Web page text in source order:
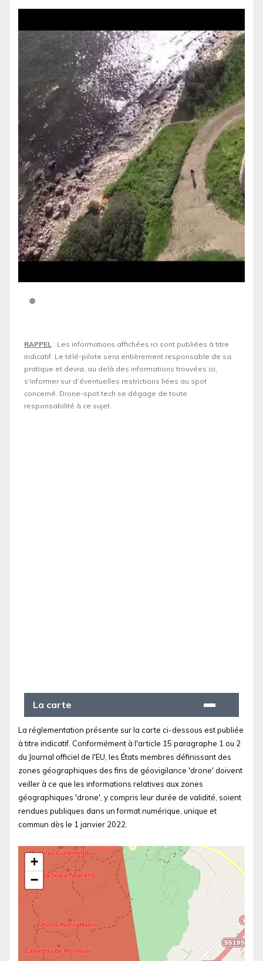
RAPPEL : Les informations affichées ici sont publiées à titre
indicatif. Le télé-pilote sera entièrement responsable de sa
pratique et devra, au delà des informations trouvées ici,
s'informer sur d’éventuelles restrictions liées au spot
concerné. Drone-spot.tech se dégage de toute
responsabilité à ce sujet.
La carte
La réglementation présente sur la carte ci-dessous est publiée
à titre indicatif. Conformément à l'article 15 paragraphe 1 ou 2
du Journal officiel de l'EU, les États membres définissant des
zones géographiques des fins de géovigilance 'drone' doivent
veiller à ce que les informations relatives aux zones
géographiques 'drone', y compris leur durée de validité, soient
rendues publiques dans un format numérique, unique et
commun dès le 1 janvier 2022.